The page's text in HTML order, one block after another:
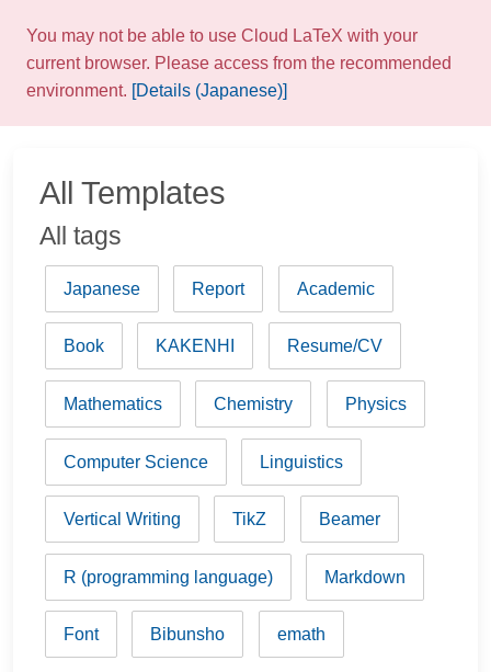
You may not be able to use Cloud LaTeX with your
current browser. Please access from the recommended
environment. [Details (Japanese)]
All Templates
All tags
Japanese Report Academic
Book KAKENHI Resume/CV
Mathematics Chemistry Physics
Computer Science Linguistics
Vertical Writing TikZ Beamer
R (programming language) Markdown
Font Bibunsho emath